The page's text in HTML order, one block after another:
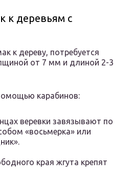
к деревьям с
к дереву, потребуется
от 7 мм и длиной 2-3
карабинов:
веревки завязывают по
«восьмерка» или
края жгута крепят